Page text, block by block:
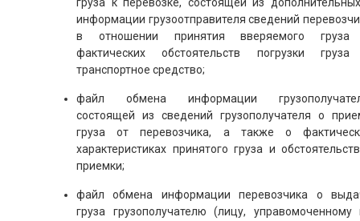
информации грузоотправителя сведений
в отношении принятия вверяемого
фактических обстоятельств погрузки
транспортное средство;
файл обмена информации
состоящей из сведений грузополучателя о
груза от перевозчика, а также о
характеристиках принятого груза и
приемки;
файл обмена информации перевозчика о
груза грузополучателю (лицу, управомоченному